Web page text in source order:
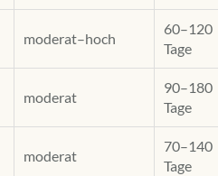
moderat–hoch
60–120
Tage
moderat
90–180
Tage
moderat
70–140
Tage